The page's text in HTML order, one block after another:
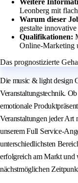
Weitere
Leonberg mit
Warum dieser
gestalte
Qualifikationen:
Online-Marketing
Das prognostizierte
Die music & light design
Veranstaltungstechnik.
emotionale
Veranstaltungen jeder
unserem Full Service-
unterschiedlichsten
erfolgreich am Markt und
nächstmöglichen